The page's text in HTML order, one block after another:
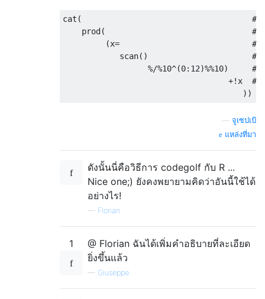
cat (
    prod
(
(x=
	    scan
()
%/%10^(0: 12)%%10)
+! x
))
จูเซปเป้
แหล่งที่มา
ดังนั้นนี่คือวิธีการ codegolf กับ R ...
Nice one;) ยังคงพยายามคิดว่าอันนี้ใช้ได้
อย่างไร!
— Florian
1
@ Florian ฉันได้เพิ่มคำอธิบายที่ละเอียด
ยิ่งขึ้นแล้ว
— Giuseppe